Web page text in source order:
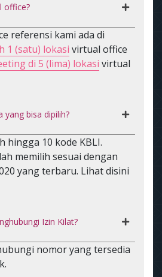
office?
referensi kami ada di
1 (satu) lokasi virtual office
di 5 (lima) lokasi virtual
yang bisa dipilih?
hingga 10 kode KBLI.
memilih sesuai dengan
yang terbaru. Lihat disini
Izin Kilat?
nomor yang tersedia